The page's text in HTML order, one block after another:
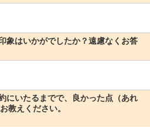
象はいかがでしたか？遠慮なくお答
にいたるまでで、良かった点（あれ
教えください。